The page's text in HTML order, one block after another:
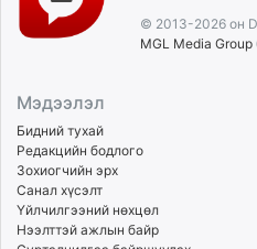
© 2013-2026 он
MGL Media Group
Мэдээлэл
Бидний тухай
Редакцийн бодлого
Зохиогчийн эрх
Санал хүсэлт
Үйлчилгээний нөхцөл
Нээлттэй ажлын байр